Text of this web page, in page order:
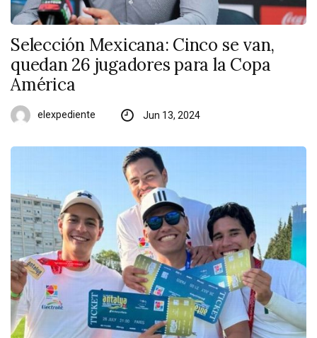
Selección Mexicana: Cinco se van,
quedan 26 jugadores para la Copa
América
elexpediente Jun 13, 2024